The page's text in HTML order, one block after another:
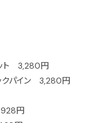
ト 3,280円
クパイン 3,280円
円